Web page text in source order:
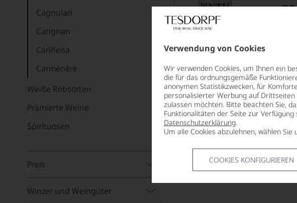
Verwendung von Cookies
Wir verwenden Cookies, um Ihnen ein
die für das ordnungsgemäße
anonymen Statistikzwecken, für
personalisierter Werbung auf Drittseiten
zulassen möchten. Bitte beachten Sie,
Funktionalitäten der Seite zur
Datenschutzerklärung.
Um alle Cookies abzulehnen, wählen
COOKIES KONFIGURIEREN
Cagnulari
Carignan
Cariñena
Carménère
Castelao
Cinsault
Corvina
Dornfelder
Weiße Rebsorten
Prämierte Weine
Spirituosen
Preis
Winzer und Weingüter
€